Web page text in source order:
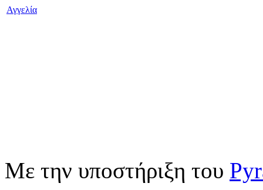
Αγγελία
Με την υποστήριξη του